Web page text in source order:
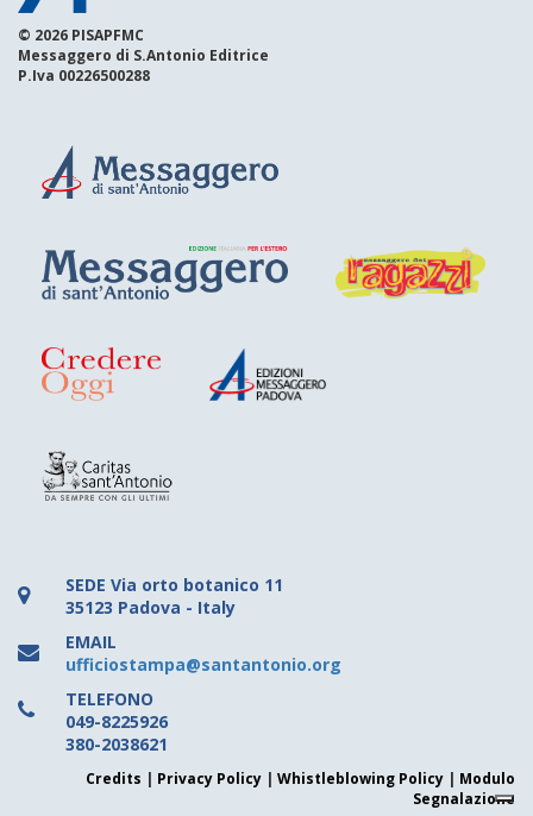
© 2026 PISAPFMC
Messaggero di S.Antonio Editrice
P.Iva 00226500288
SEDE Via orto botanico 11
35123 Padova - Italy
EMAIL
ufficiostampa@santantonio.org
TELEFONO
049-8225926
380-2038621
Credits | Privacy Policy | Whistleblowing Policy | Modulo
Segnalazione